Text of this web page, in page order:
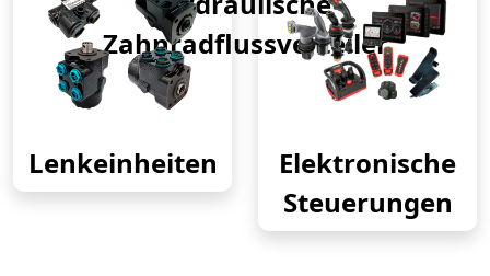
Zahnradflussverteiler
Lenkeinheiten
Elektronische
Steuerungen